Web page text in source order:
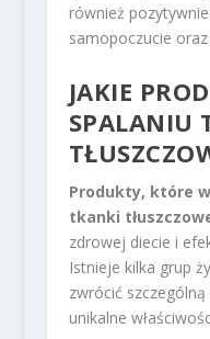
również
samopoczucie
JAKIE
SPALANIU
Produkty, które
tkanki
zdrowej diecie i
Istnieje kilka grup
zwrócić
unikalne